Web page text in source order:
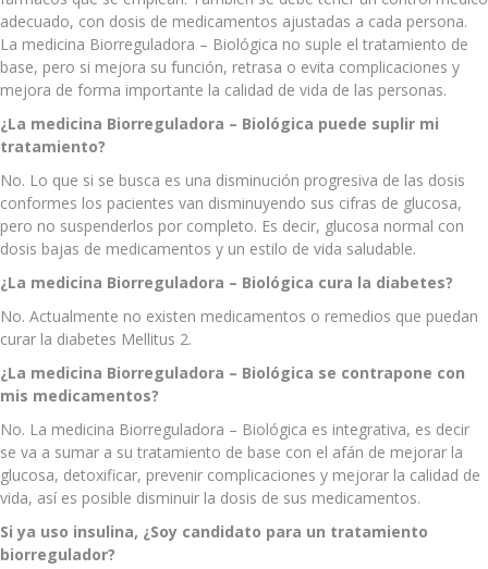
adecuado, con dosis de medicamentos ajustadas a cada persona.
La medicina Biorreguladora – Biológica no suple el tratamiento de
base, pero si mejora su función, retrasa o evita complicaciones y
mejora de forma importante la calidad de vida de las personas.
¿La medicina Biorreguladora – Biológica puede suplir mi
tratamiento?
No. Lo que si se busca es una disminución progresiva de las dosis
conformes los pacientes van disminuyendo sus cifras de glucosa,
pero no suspenderlos por completo. Es decir, glucosa normal con
dosis bajas de medicamentos y un estilo de vida saludable.
¿La medicina Biorreguladora – Biológica cura la diabetes?
No. Actualmente no existen medicamentos o remedios que puedan
curar la diabetes Mellitus 2.
¿La medicina Biorreguladora – Biológica se contrapone con
mis medicamentos?
No. La medicina Biorreguladora – Biológica es integrativa, es decir
se va a sumar a su tratamiento de base con el afán de mejorar la
glucosa, detoxificar, prevenir complicaciones y mejorar la calidad de
vida, así es posible disminuir la dosis de sus medicamentos.
Si ya uso insulina, ¿Soy candidato para un tratamiento
biorregulador?